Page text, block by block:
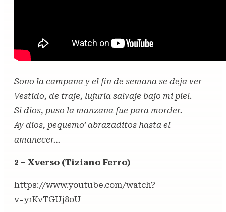
Sono la campana y el fin de semana se deja ver
Vestido, de traje, lujuria salvaje bajo mi piel.
Si dios, puso la manzana fue para morder.
Ay dios, pequemo’ abrazaditos hasta el
amanecer…
2 – Xverso (Tiziano Ferro)
https://www.youtube.com/watch?
v=yrKvTGUj8oU